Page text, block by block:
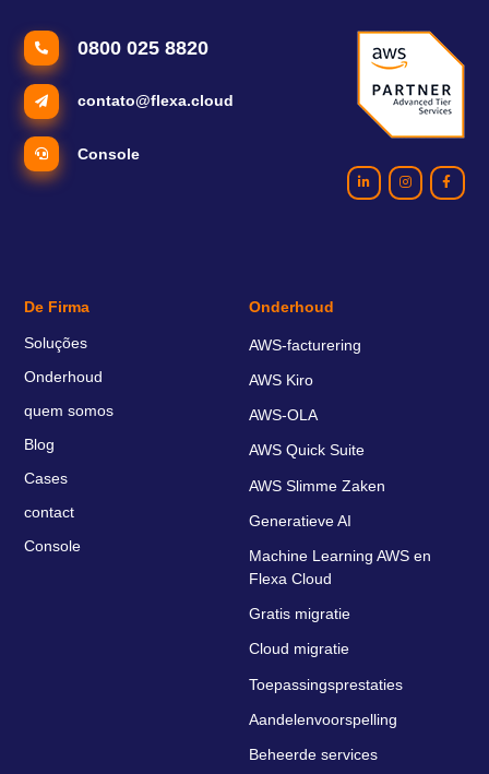
0800 025 8820
contato@flexa.cloud
Console
De Firma
Soluções
Onderhoud
quem somos
Blog
Cases
contact
Console
Onderhoud
AWS-facturering
AWS Kiro
AWS-OLA
AWS Quick Suite
AWS Slimme Zaken
Generatieve AI
Machine Learning AWS en
Flexa Cloud
Gratis migratie
Cloud migratie
Toepassingsprestaties
Aandelenvoorspelling
Beheerde services